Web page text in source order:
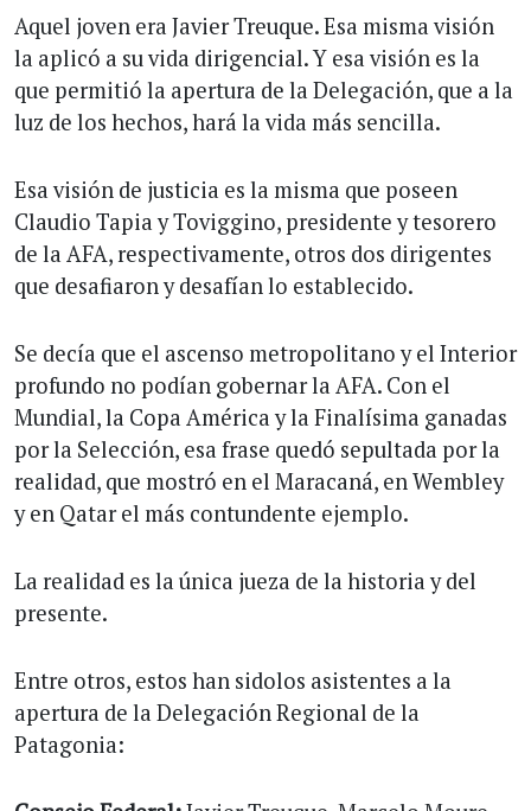
Aquel joven era Javier Treuque. Esa misma visión
la aplicó a su vida dirigencial. Y esa visión es la
que permitió la apertura de la Delegación, que a la
luz de los hechos, hará la vida más sencilla.
Esa visión de justicia es la misma que poseen
Claudio Tapia y Toviggino, presidente y tesorero
de la AFA, respectivamente, otros dos dirigentes
que desafiaron y desafían lo establecido.
Se decía que el ascenso metropolitano y el Interior
profundo no podían gobernar la AFA. Con el
Mundial, la Copa América y la Finalísima ganadas
por la Selección, esa frase quedó sepultada por la
realidad, que mostró en el Maracaná, en Wembley
y en Qatar el más contundente ejemplo.
La realidad es la única jueza de la historia y del
presente.
Entre otros, estos han sidolos asistentes a la
apertura de la Delegación Regional de la
Patagonia: